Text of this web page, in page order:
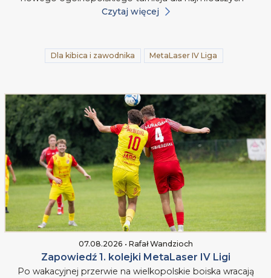
Czytaj więcej
Dla kibica i zawodnika MetaLaser IV Liga
07.08.2026 • Rafał Wandzioch
Zapowiedź 1. kolejki MetaLaser IV Ligi
Po wakacyjnej przerwie na wielkopolskie boiska wracają